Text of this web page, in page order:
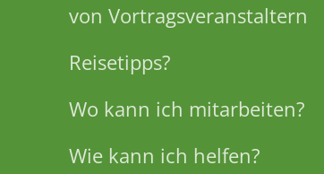
von Vortragsveranstaltern
Reisetipps?
Wo kann ich mitarbeiten?
Wie kann ich helfen?